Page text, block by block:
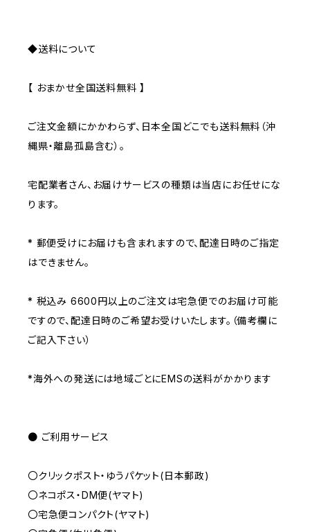
◆送料について
【 おまかせ全国送料無料 】
ご注文金額にかかわらず、日本全国どこでも送料無料（沖
縄県・離島孤島含む）。
宅配業者さん、お届けサービスの種類は当店にお任せにな
ります。
* 郵便受けにお届けも含まれますので、配達日時のご指定
はできません。
* 税込み 6600円以上のご注文は宅急便でのお届け可能
ですので、配達日時のご希望お受けいたします。（備考欄に
ご記入下さい）
*海外への発送には地域ごとにEMSの送料がかかります
● ご利用サービス
〇クリックポスト・ゆうパケット(日本郵政)
〇ネコポス・DM便(ヤマト)
〇宅急便コンパクト(ヤマト)